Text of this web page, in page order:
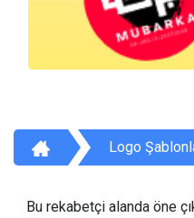
Logo
Bu rekabetçi alanda öne